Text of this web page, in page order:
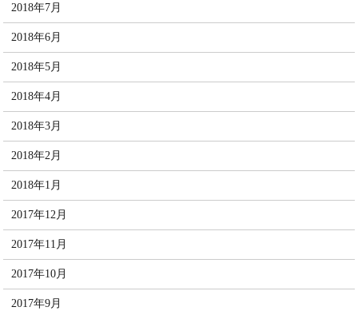
2018年7月
2018年6月
2018年5月
2018年4月
2018年3月
2018年2月
2018年1月
2017年12月
2017年11月
2017年10月
2017年9月